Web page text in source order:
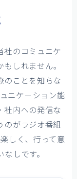
社のコミュニケ
しれません。
のことを知らな
ニケーション能
社内への発信な
のがラジオ番組
しく、行って意
しです。